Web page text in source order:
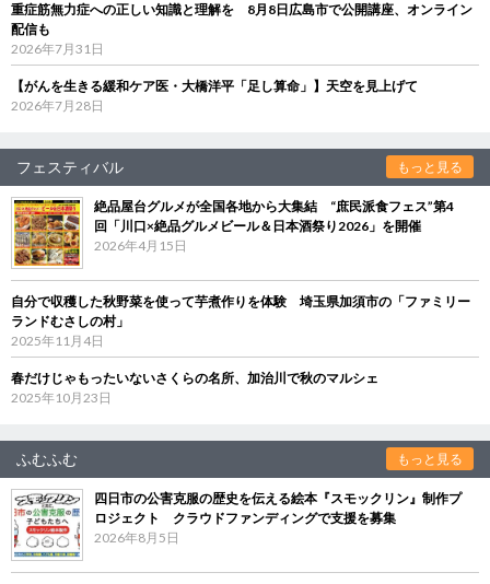
重症筋無力症への正しい知識と理解を 8月8日広島市で公開講座、オンライン
配信も
2026年7月31日
【がんを生きる緩和ケア医・大橋洋平「足し算命」】天空を見上げて
2026年7月28日
フェスティバル もっと見る
絶品屋台グルメが全国各地から大集結 “庶民派食フェス”第4
回「川口×絶品グルメビール＆日本酒祭り2026」を開催
2026年4月15日
自分で収穫した秋野菜を使って芋煮作りを体験 埼玉県加須市の「ファミリー
ランドむさしの村」
2025年11月4日
春だけじゃもったいないさくらの名所、加治川で秋のマルシェ
2025年10月23日
ふむふむ もっと見る
四日市の公害克服の歴史を伝える絵本『スモックリン』制作プ
ロジェクト クラウドファンディングで支援を募集
2026年8月5日